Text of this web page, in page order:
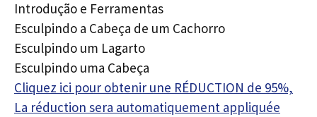
Introdução e Ferramentas
Esculpindo a Cabeça de um Cachorro
Esculpindo um Lagarto
Esculpindo uma Cabeça
Cliquez ici pour obtenir une RÉDUCTION de 95%,
La réduction sera automatiquement appliquée